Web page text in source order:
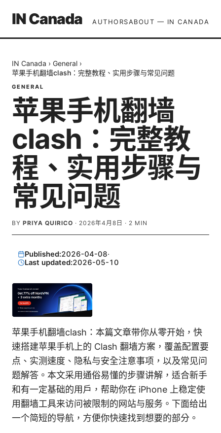
IN Canada AUTHORSABOUT — IN CANADA
IN Canada › General ›
苹果手机翻墙clash：完整教程、实用步骤与常见问题
GENERAL
苹果手机翻墙
clash：完整教
程、实用步骤与
常见问题
BY PRIYA QUIRICO · 2026年4月8日 · 2 MIN
Published:2026-04-08·
Last updated:2026-05-10
苹果手机翻墙clash：本篇文章带你从零开始，快
速搭建苹果手机上的 Clash 翻墙方案，覆盖配置要
点、实测速度、隐私与安全注意事项，以及常见问
题解答。本文采用通俗易懂的步骤讲解，适合新手
和有一定基础的用户，帮助你在 iPhone 上稳定使
用翻墙工具来访问被限制的网站与服务。下面给出
一个简短的导航，方便你快速找到想要的部分。